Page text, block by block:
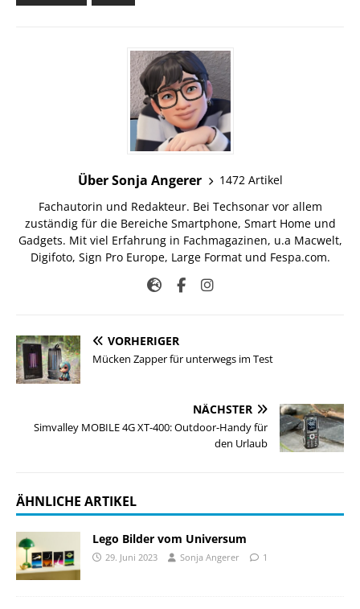
Über Sonja Angerer
1472 Artikel
Fachautorin und Redakteur. Bei Techsonar vor allem
zuständig für die Bereiche Smartphone, Smart Home und
Gadgets. Mit viel Erfahrung in Fachmagazinen, u.a Macwelt,
Digifoto, Sign Pro Europe, Large Format und Fespa.com.
VORHERIGER
Mücken Zapper für unterwegs im Test
NÄCHSTER
Simvalley MOBILE 4G XT-400: Outdoor-Handy für
den Urlaub
ÄHNLICHE ARTIKEL
Lego Bilder vom Universum
29. Juni 2023 Sonja Angerer 1